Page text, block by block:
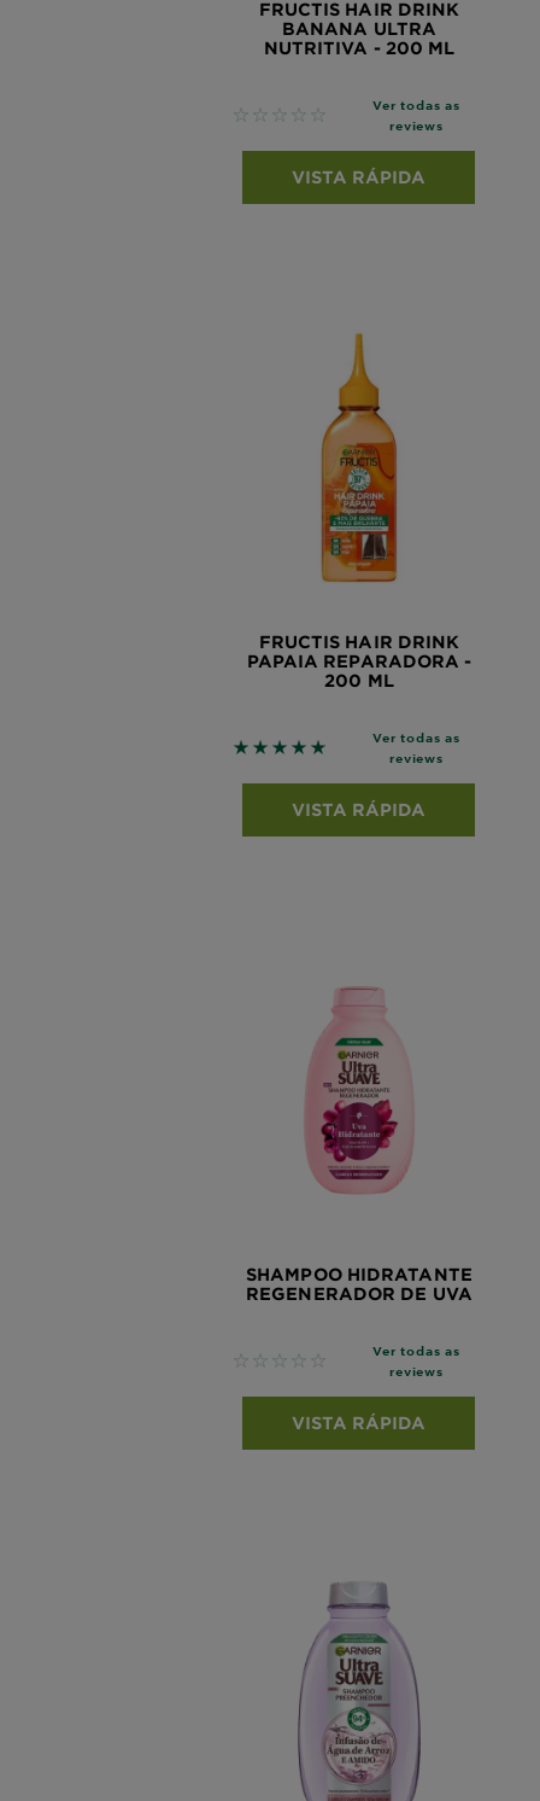
FRUCTIS HAIR DRINK
BANANA ULTRA
NUTRITIVA - 200 ML
No reviews
Ver todas as
reviews
VISTA RÁPIDA
FRUCTIS HAIR DRINK
PAPAIA REPARADORA -
200 ML
5 out of 5 stars based on reviews
Ver todas as
reviews
VISTA RÁPIDA
SHAMPOO HIDRATANTE
REGENERADOR DE UVA
No reviews
Ver todas as
reviews
VISTA RÁPIDA